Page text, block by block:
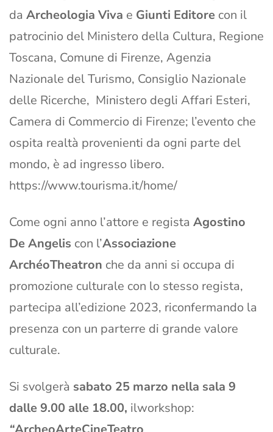
da Archeologia Viva e Giunti Editore con il
patrocinio del Ministero della Cultura, Regione
Toscana, Comune di Firenze, Agenzia
Nazionale del Turismo, Consiglio Nazionale
delle Ricerche, Ministero degli Affari Esteri,
Camera di Commercio di Firenze; l’evento che
ospita realtà provenienti da ogni parte del
mondo, è ad ingresso libero.
https://www.tourisma.it/home/
Come ogni anno l’attore e regista Agostino
De Angelis con l’Associazione
ArchéoTheatron che da anni si occupa di
promozione culturale con lo stesso regista,
partecipa all’edizione 2023, riconfermando la
presenza con un parterre di grande valore
culturale.
Si svolgerà sabato 25 marzo nella sala 9
dalle 9.00 alle 18.00, ilworkshop: